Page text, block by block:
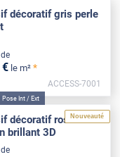
décoratif gris perle
€ le m² *
ACCESS-7001
Nouveauté
Pose Int / Ext
décoratif rose
brillant 3D